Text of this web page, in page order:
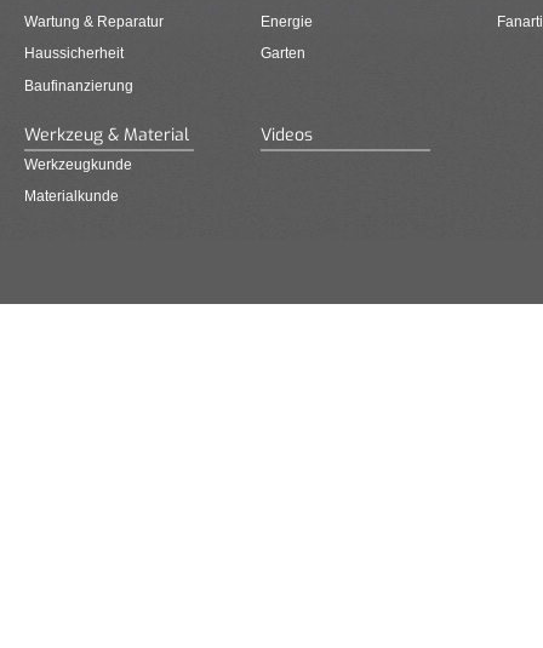
Wartung & Reparatur
Haussicherheit
Baufinanzierung
Energie
Garten
Werkzeug & Material
Werkzeugkunde
Materialkunde
Videos